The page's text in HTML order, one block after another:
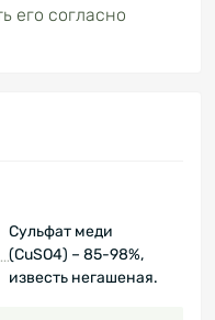
его согласно
Сульфат меди
(CuSO4) – 85-98%,
известь негашеная.